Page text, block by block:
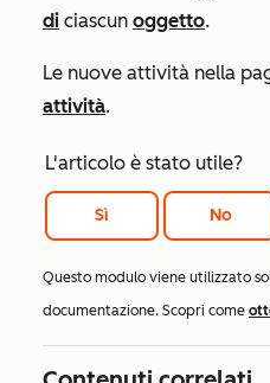
di ciascun oggetto.
Le nuove attività nella
attività.
L'articolo è stato utile?
Sì No
Questo modulo viene utilizzato
documentazione. Scopri come